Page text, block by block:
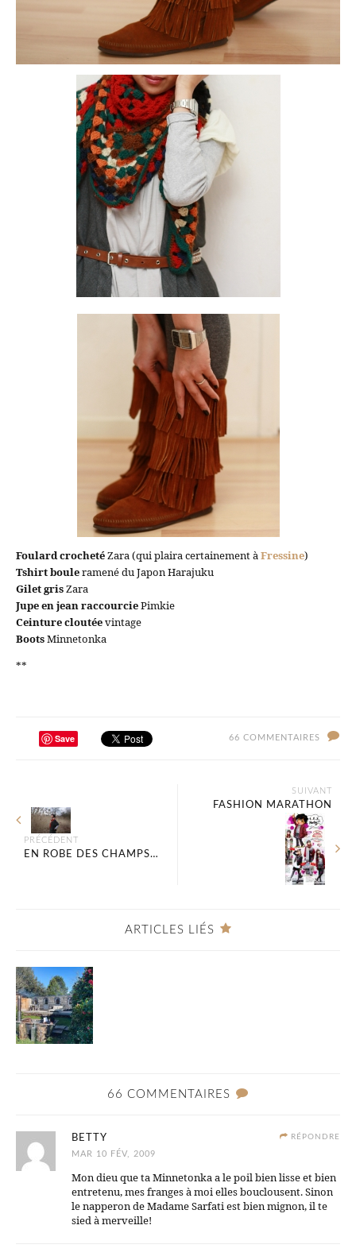
Foulard crochetéZara (qui plaira certainement àFressine)
Tshirt bouleramené du Japon Harajuku
Gilet grisZara
Jupe en jean raccourciePimkie
Ceinture cloutéevintage
BootsMinnetonka
**
Save 66 COMMENTAIRES
PRÉCÉDENT
EN ROBE DES CHAMPS…
SUIVANT
FASHION MARATHON
ARTICLES LIÉS
66 COMMENTAIRES
RÉPONDRE
BETTY
MAR 10 FÉV, 2009
Mon dieu que ta Minnetonka a le poil bien lisse et bien
entretenu, mes franges à moi elles bouclousent. Sinon
le napperon de Madame Sarfati est bien mignon, il te
sied à merveille!